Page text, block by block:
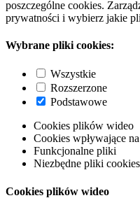
poszczególne cookies.
prywatności i wybierz jakie
Wybrane pliki cookies:
Wszystkie
Rozszerzone
Podstawowe
Cookies plików wideo
Cookies wpływające
Funkcjonalne pliki
Niezbędne pliki
Cookies plików wideo